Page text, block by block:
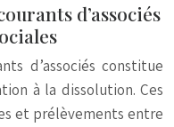
d’associés
d’associés constitue
à la dissolution. Ces
et prélèvements entre